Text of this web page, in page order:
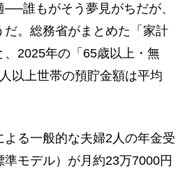
誰もがそう夢見がちだが、
。総務省がまとめた「家計
2025年の「65歳以上・無
以上世帯の預貯金額は平均
る一般的な夫婦2人の年金受
モデル）が月約23万7000円